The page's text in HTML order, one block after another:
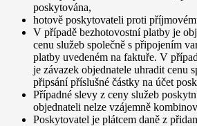
poskytována,
hotově poskytovateli proti
V případě bezhotovostní platby je
cenu služeb společně s připojením
platby uvedeném na faktuře. V
je závazek objednatele uhradit cenu
připsání příslušné částky na účet
Případné slevy z ceny služeb
objednateli nelze vzájemně
Poskytovatel je plátcem daně z